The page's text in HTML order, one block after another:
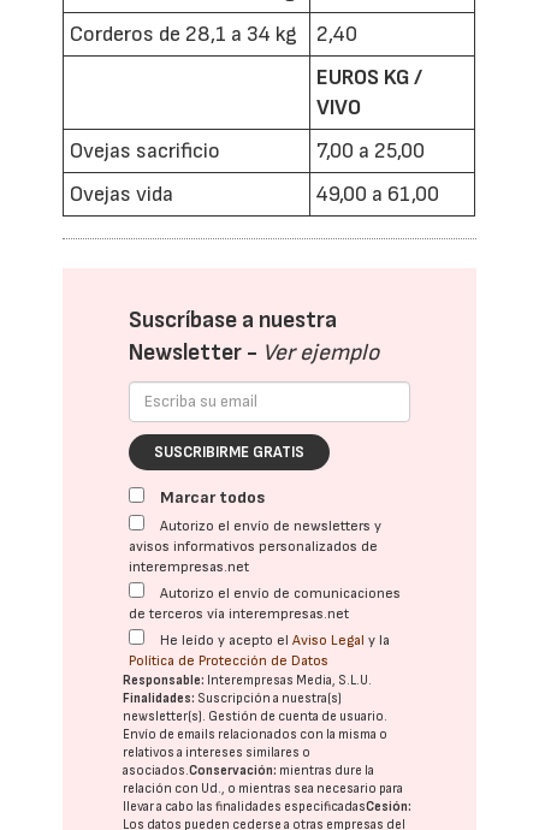
Corderos de 28,1 a 34 kg
2,40
EUROS KG /
VIVO
Ovejas sacrificio
7,00 a 25,00
Ovejas vida
49,00 a 61,00
Suscríbase a nuestra
Newsletter - Ver ejemplo
SUSCRIBIRME GRATIS
Marcar todos
Autorizo el envío de newsletters y
avisos informativos personalizados de
interempresas.net
Autorizo el envío de comunicaciones
de terceros vía interempresas.net
He leído y acepto elAviso Legal y la
Política de Protección de Datos
Responsable: Interempresas Media, S.L.U.
Finalidades: Suscripción a nuestra(s)
newsletter(s). Gestión de cuenta de usuario.
Envío de emails relacionados con la misma o
relativos a intereses similares o
asociados.Conservación: mientras dure la
relación con Ud., o mientras sea necesario para
llevar a cabo las finalidades especificadasCesión:
Los datos pueden cederse a otras empresas del